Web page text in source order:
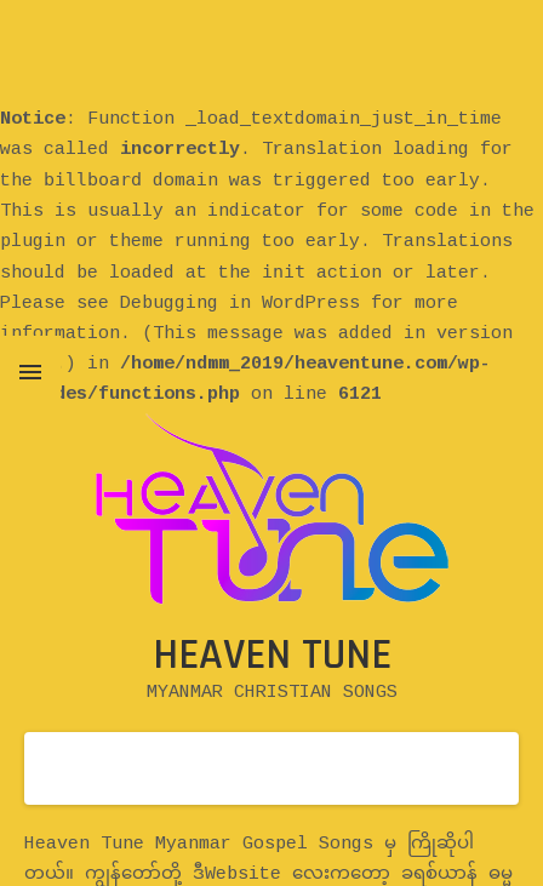
Notice: Function _load_textdomain_just_in_time
was called incorrectly. Translation loading for
the billboard domain was triggered too early.
This is usually an indicator for some code in the
plugin or theme running too early. Translations
should be loaded at the init action or later.
Please see Debugging in WordPress for more
information. (This message was added in version
6.7.0.) in /home/ndmm_2019/heaventune.com/wp-
includes/functions.php on line 6121
HEAVEN TUNE
MYANMAR CHRISTIAN SONGS
Home
Heaven Tune Myanmar Gospel Songs မှ ကြိုဆိုပါ
တယ်။ ကျွန်တော်တို့ ဒီWebsite လေးကတော့ ခရစ်ယာန် ဓမ္မ